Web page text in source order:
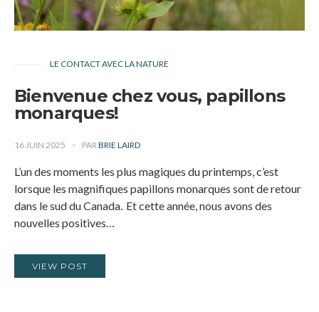
LE CONTACT AVEC LA NATURE
Bienvenue chez vous, papillons
monarques!
16 JUIN 2025 PAR BRIE LAIRD
L’un des moments les plus magiques du printemps, c’est
lorsque les magnifiques papillons monarques sont de retour
dans le sud du Canada. Et cette année, nous avons des
nouvelles positives…
VIEW POST